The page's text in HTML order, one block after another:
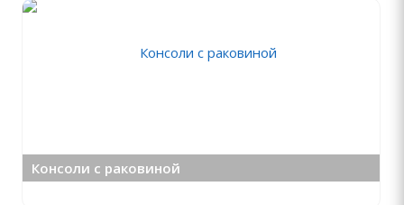
Консоли с раковиной